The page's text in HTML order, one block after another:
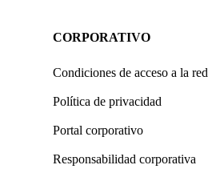
CORPORATIVO
Condiciones de acceso a la red
Política de privacidad
Portal corporativo
Responsabilidad corporativa